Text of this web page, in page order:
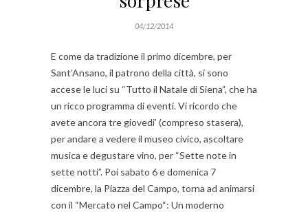
04/12/2014
E come da tradizione il primo dicembre, per
Sant’Ansano, il patrono della città, si sono
accese le luci su “Tutto il Natale di Siena“, che ha
un ricco programma di eventi. Vi ricordo che
avete ancora tre giovedi’ (compreso stasera),
per andare a vedere il museo civico, ascoltare
musica e degustare vino, per “Sette note in
sette notti”. Poi sabato 6 e domenica 7
dicembre, la Piazza del Campo, torna ad animarsi
con il “Mercato nel Campo“: Un moderno